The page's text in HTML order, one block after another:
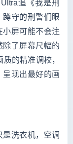
追《我是刑
蹲守的刑警们眼
小屏可能不会注
除了屏幕尺幅的
的精准调校，
呈现出最好的画
洗衣机，空调